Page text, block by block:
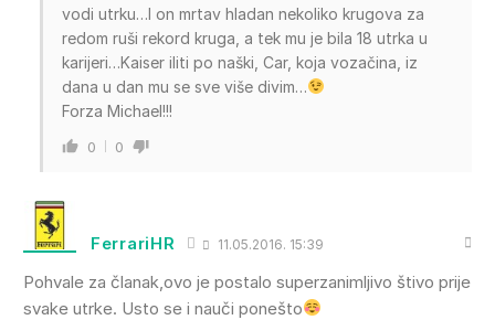
vodi utrku…I on mrtav hladan nekoliko krugova za
redom ruši rekord kruga, a tek mu je bila 18 utrka u
karijeri…Kaiser iliti po naški, Car, koja vozačina, iz
dana u dan mu se sve više divim…
Forza Michael!!!
0 0
FerrariHR 11.05.2016. 15:39
Pohvale za članak,ovo je postalo superzanimljivo štivo prije
svake utrke. Usto se i nauči ponešto